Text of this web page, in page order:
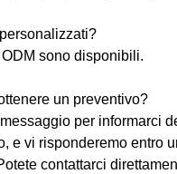
sono disponibili.
un preventivo?
per informarci
e vi risponderemo entro
contattarci